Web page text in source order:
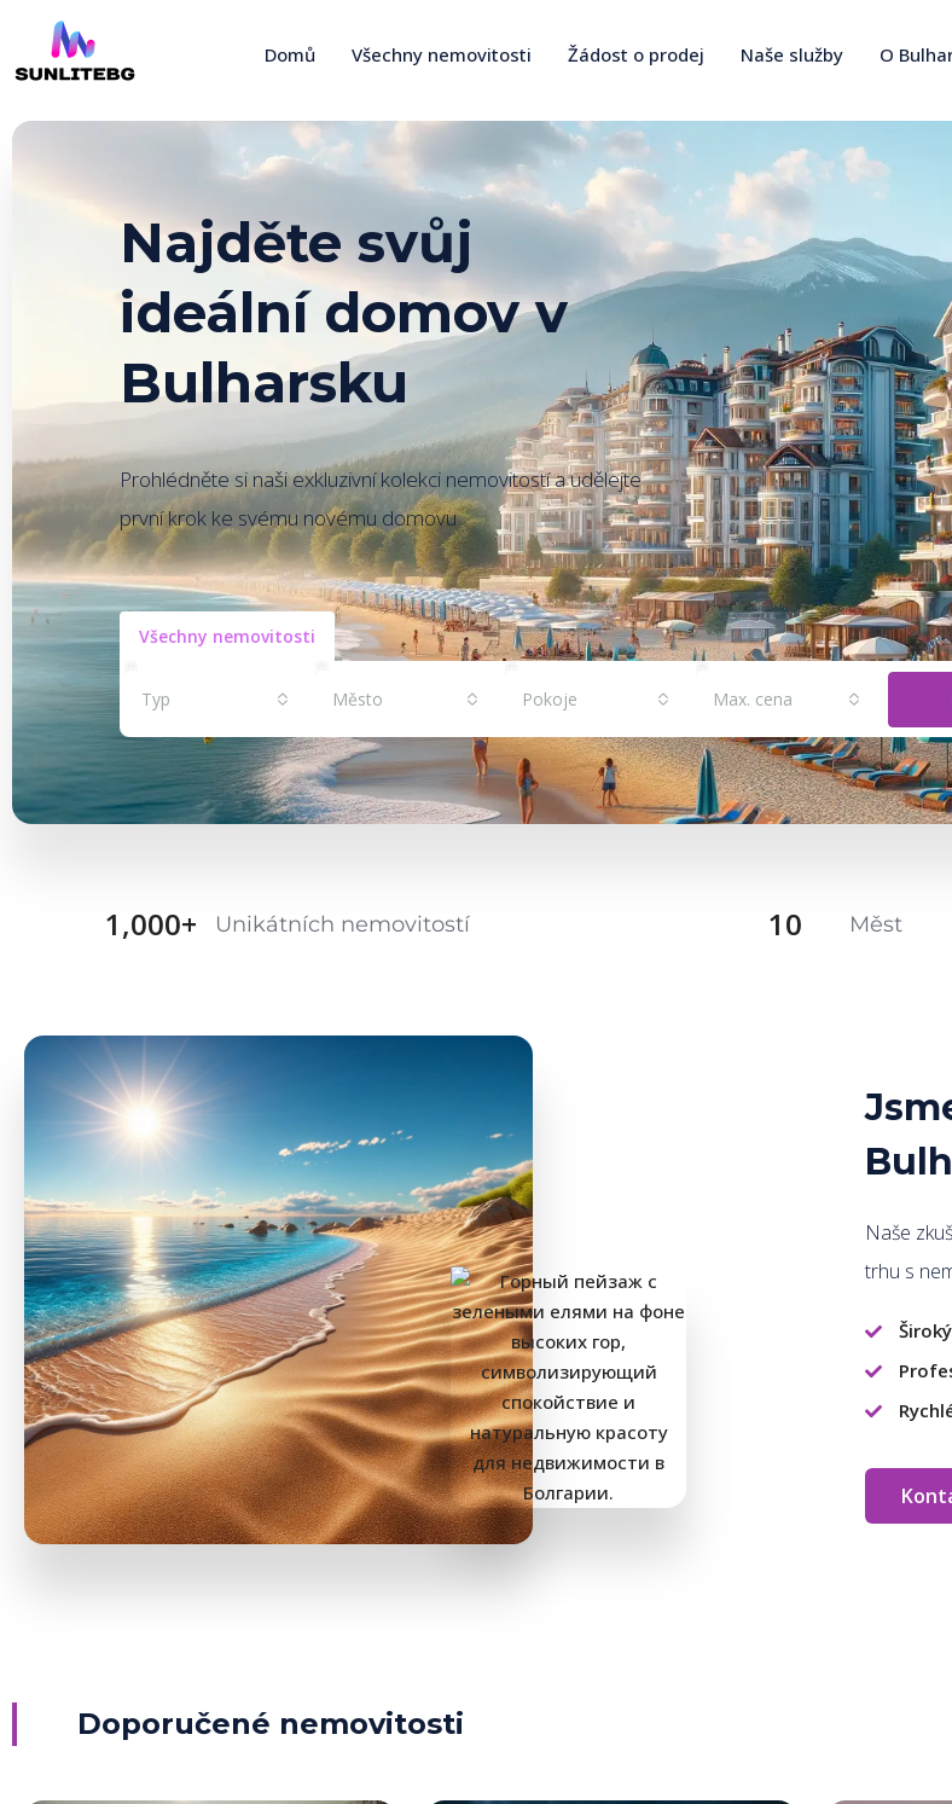
Domů Všechny nemovitosti Žádost o prodej Naše služby O
Najděte svůj
ideální domov v
Bulharsku
Prohlédněte si naši exkluzivní kolekci nemovitostí a udělejte
první krok ke svému novému domovu
Všechny nemovitosti
Typ Město Pokoje Max. cena
1,000+ Unikátních nemovitostí 10 Měst
Naše
trhu s
Doporučené nemovitosti